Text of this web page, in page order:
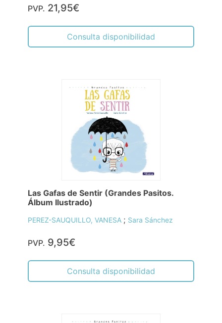
PVP. 21,95€
Consulta disponibilidad
Las Gafas de Sentir (Grandes Pasitos.
Álbum Ilustrado)
PEREZ-SAUQUILLO, VANESA ; Sara Sánchez
PVP. 9,95€
Consulta disponibilidad